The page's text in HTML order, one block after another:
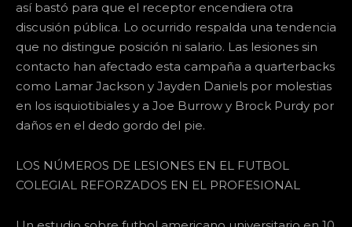
así bastó para que el receptor encendiera otra
discusión pública. Lo ocurrido respalda una tendencia
que no distingue posición ni salario. Las lesiones sin
contacto han afectado esta campaña a quarterbacks
como Lamar Jackson y Jayden Daniels por molestias
en los isquiotibiales y a Joe Burrow y Brock Purdy por
daños en el dedo gordo del pie.
LOS NÚMEROS DE LESIONES EN EL FUTBOL
COLEGIAL REFORZADOS EN EL PROFESIONAL